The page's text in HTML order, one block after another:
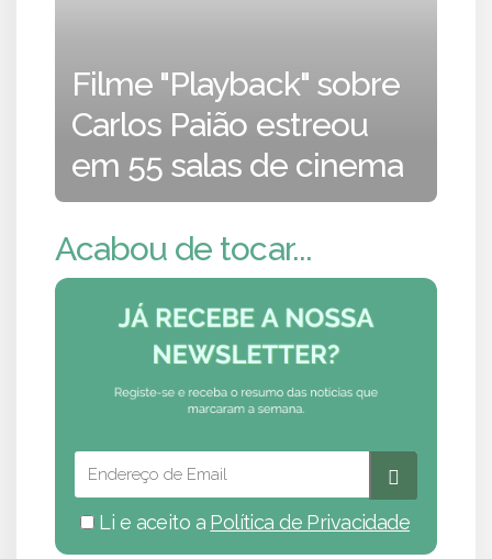
Filme "Playback" sobre
Carlos Paião estreou
em 55 salas de cinema
Acabou de tocar...
Li e aceito a Política de Privacidade